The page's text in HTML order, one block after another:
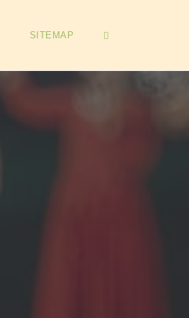
SITEMAP